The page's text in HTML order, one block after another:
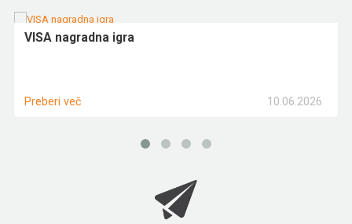
VISA nagradna igra
10.06.2026
Preberi več